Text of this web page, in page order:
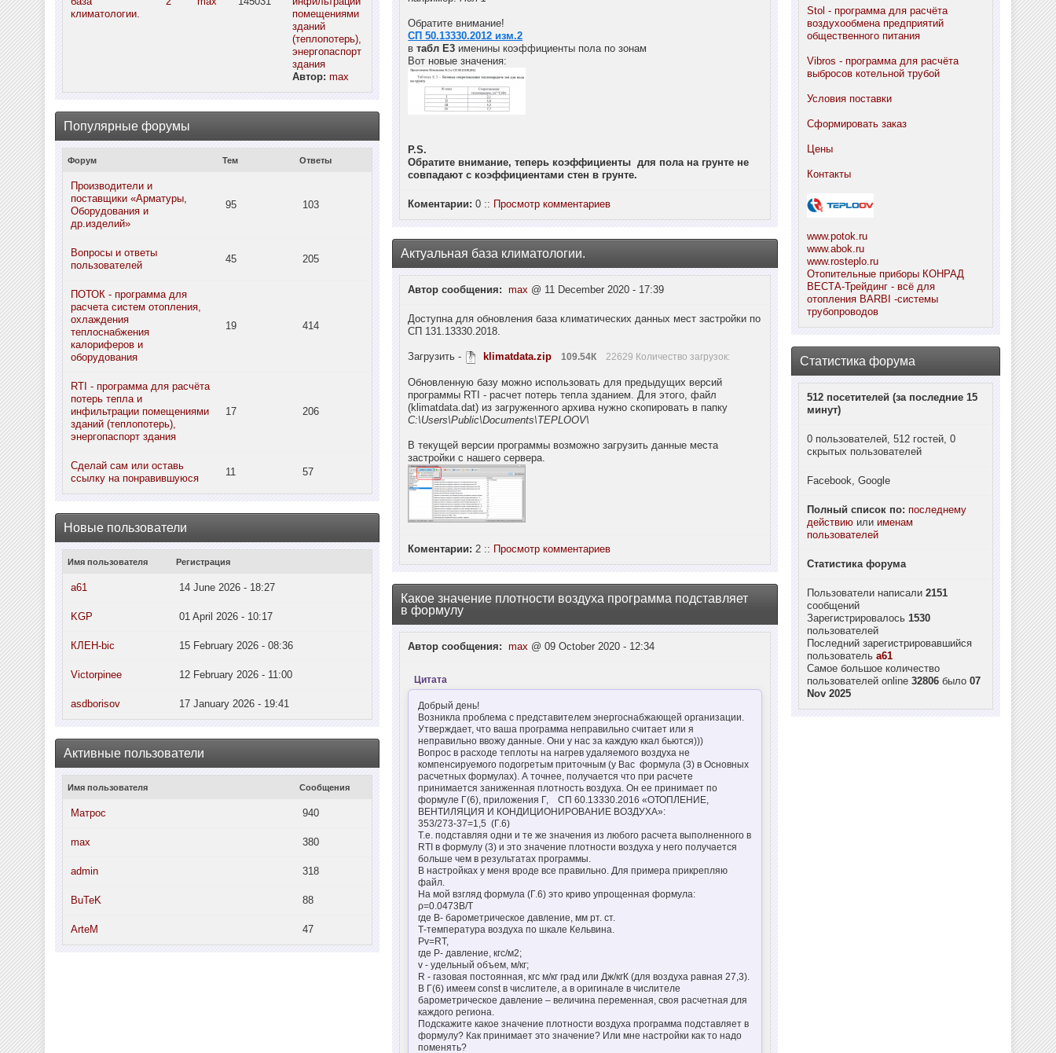
климатологии.
помещениями
зданий
(теплопотерь),
энергопаспорт
здания
Автор:max
Популярные форумы
Форум Тем Ответы
Производители и
поставщики «Арматуры,
Оборудования и
др.изделий»
95 103
Вопросы и ответы
пользователей
45 205
ПОТОК - программа для
расчета систем отопления,
охлаждения
теплоснабжения
калориферов и
оборудования
19 414
RTI - программа для расчёта
потерь тепла и
инфильтрации помещениями
зданий (теплопотерь),
энергопаспорт здания
17 206
Сделай сам или оставь
ссылку на понравившуюся
11 57
Новые пользователи
Имя пользователя Регистрация
a61 14 June 2026 - 18:27
KGP 01 April 2026 - 10:17
КЛЕН-bic 15 February 2026 - 08:36
Victorpinee 12 February 2026 - 11:00
asdborisov 17 January 2026 - 19:41
Активные пользователи
Имя пользователя Сообщения
Матрос 940
max 380
admin 318
BuTeK 88
ArteM 47
Обратите внимание!
СП 50.13330.2012 изм.2
втабл Е3 именины коэффициенты пола по зонам
Вот новые значения:
P.S.
Обратите внимание, теперь коэффициенты для пола на грунте не
совпадают с коэффициентами стен в грунте.
Коментарии: 0 :: Просмотр комментариев
Актуальная база климатологии.
Автор сообщения: max @ 11 December 2020 - 17:39
Доступна для обновления база климатических данных мест застройки по
СП 131.13330.2018.
Загрузить - klimatdata.zip 109.54К 22629 Количество загрузок:
Обновленную базу можно использовать для предыдущих версий
программы RTI - расчет потерь тепла зданием. Для этого, файл
(klimatdata.dat) из загруженного архива нужно скопировать в папку
C:\Users\Public\Documents\TEPLOOV\
В текущей версии программы возможно загрузить данные места
застройки с нашего сервера.
Коментарии: 2 :: Просмотр комментариев
Какое значение плотности воздуха программа подставляет
в формулу
Автор сообщения: max @ 09 October 2020 - 12:34
Цитата
Добрый день!
Возникла проблема с представителем энергоснабжающей организации.
Утверждает, что ваша программа неправильно считает или я
неправильно ввожу данные. Они у нас за каждую ккал бьются)))
Вопрос в расходе теплоты на нагрев удаляемого воздуха не
компенсируемого подогретым приточным (у Вас формула (3) в Основных
расчетных формулах). А точнее, получается что при расчете
принимается заниженная плотность воздуха. Он ее принимает по
формуле Г(6), приложения Г, СП 60.13330.2016 «ОТОПЛЕНИЕ,
ВЕНТИЛЯЦИЯ И КОНДИЦИОНИРОВАНИЕ ВОЗДУХА»:
353/273-37=1,5 (Г.6)
Т.е. подставляя одни и те же значения из любого расчета выполненного в
RTI в формулу (3) и это значение плотности воздуха у него получается
больше чем в результатах программы.
В настройках у меня вроде все правильно. Для примера прикрепляю
файл.
На мой взгляд формула (Г.6) это криво упрощенная формула:
ρ=0.0473B/T
где В- барометрическое давление, мм рт. ст.
Т-температура воздуха по шкале Кельвина.
Pv=RT,
где Р- давление, кгс/м2;
v - удельный объем, м/кг;
R - газовая постоянная, кгс м/кг град или Дж/кгК (для воздуха равная 27,3).
В Г(6) имеем const в числителе, а в оригинале в числителе
барометрическое давление – величина переменная, своя расчетная для
каждого региона.
Подскажите какое значение плотности воздуха программа подставляет в
формулу? Как принимает это значение? Или мне настройки как то надо
поменять?
Stol - программа для расчёта
воздухообмена предприятий
общественного питания
Vibros - программа для расчёта
выбросов котельной трубой
Условия поставки
Сформировать заказ
Цены
Контакты
www.potok.ru
www.abok.ru
www.rosteplo.ru
Отопительные приборы КОНРАД
ВЕСТА-Трейдинг - всё для
отопления BARBI -системы
трубопроводов
Статистика форума
512 посетителей (за последние 15
минут)
0 пользователей, 512 гостей, 0
скрытых пользователей
Facebook, Google
Полный список по: последнему
действию или именам
пользователей
Статистика форума
Пользователи написали2151
сообщений
Зарегистрировалось1530
пользователей
Последний зарегистрировавшийся
пользовательa61
Самое большое количество
пользователей online32806 было07
Nov 2025